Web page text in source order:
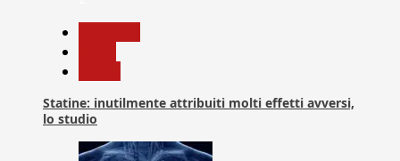
Statine: inutilmente attribuiti molti effetti avversi,
lo studio